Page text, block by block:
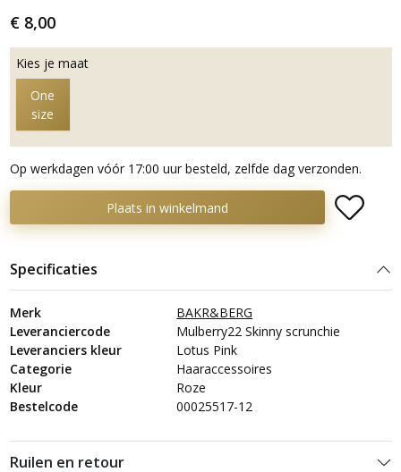
€ 8,00
Kies je maat
One
size
Op werkdagen vóór 17:00 uur besteld, zelfde dag verzonden.
Plaats in winkelmand
Specificaties
Merk
BAKR&BERG
Leveranciercode
Mulberry22 Skinny scrunchie
Leveranciers kleur
Lotus Pink
Categorie
Haaraccessoires
Kleur
Roze
Bestelcode
00025517-12
Ruilen en retour